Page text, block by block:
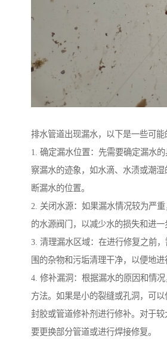
排水管道出现漏水，以下是一些可能
1. 确定漏水位置：先需要确定漏水
察漏水的迹象，如水滴、水渍或潮湿
断漏水的位置。
2. 关闭水源：如果漏水情况较为严
的水源阀门，以减少水的损失和进一
3. 清理漏水区域：在进行修复之前
围的杂物和污垢清理干净，以便地进
4. 修补漏洞：根据漏水的原因和情
方法。如果是小的裂缝或孔洞，可
封胶或管道修补剂进行修补。对于
要更换部分管道或进行焊接修复。